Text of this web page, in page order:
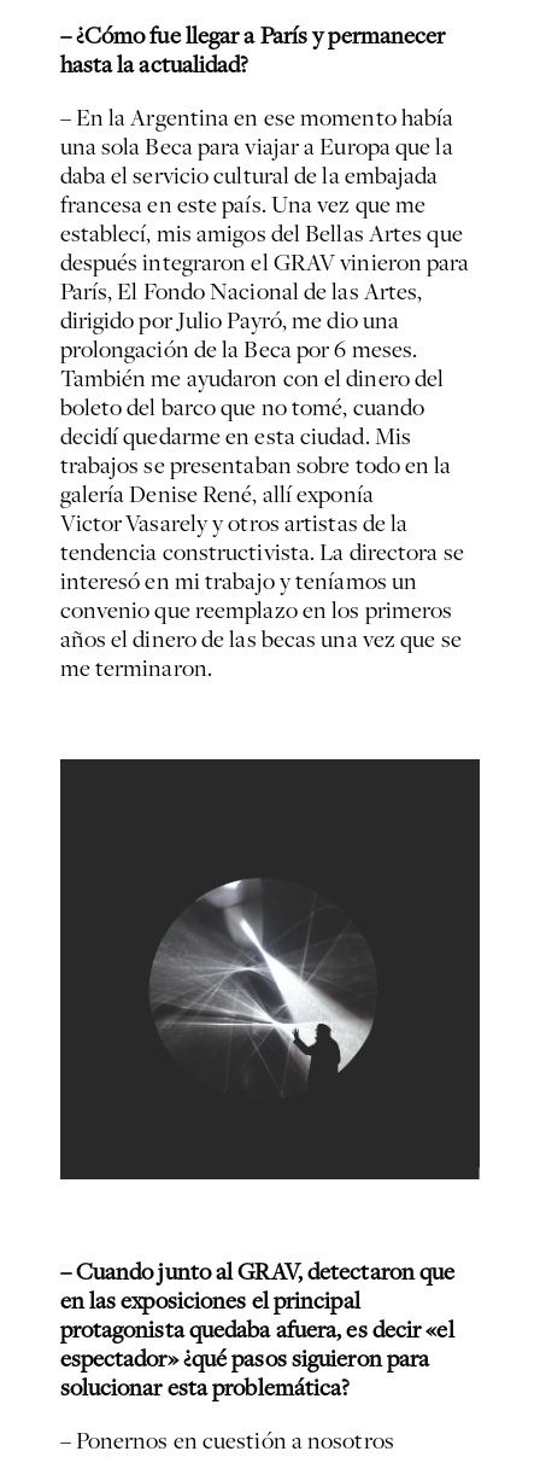
– ¿Cómo fue llegar a París y permanecer
hasta la actualidad?
– En la Argentina en ese momento había
una sola Beca para viajar a Europa que la
daba el servicio cultural de la embajada
francesa en este país. Una vez que me
establecí, mis amigos del Bellas Artes que
después integraron el GRAV vinieron para
París, El Fondo Nacional de las Artes,
dirigido por Julio Payró, me dio una
prolongación de la Beca por 6 meses.
También me ayudaron con el dinero del
boleto del barco que no tomé, cuando
decidí quedarme en esta ciudad. Mis
trabajos se presentaban sobre todo en la
galería Denise René, allí exponía
Victor Vasarely y otros artistas de la
tendencia constructivista. La directora se
interesó en mi trabajo y teníamos un
convenio que reemplazo en los primeros
años el dinero de las becas una vez que se
me terminaron.
– Cuando junto al GRAV, detectaron que
en las exposiciones el principal
protagonista quedaba afuera, es decir «el
espectador» ¿qué pasos siguieron para
solucionar esta problemática?
– Ponernos en cuestión a nosotros